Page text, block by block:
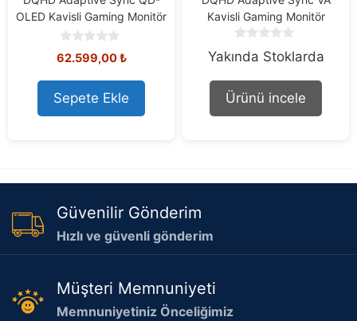
OLED Kavisli Gaming Monitör
0
o
u
t
o
f
62.599,00₺
Sepete Ekle
Kavisli Gaming Monitör
o
o
f
Yakında Stoklarda
Ürünü incele
Güvenilir Gönderim
Hızlı ve güvenli gönderim
Müşteri Memnuniyeti
Memnuniyetiniz Önceliğimiz